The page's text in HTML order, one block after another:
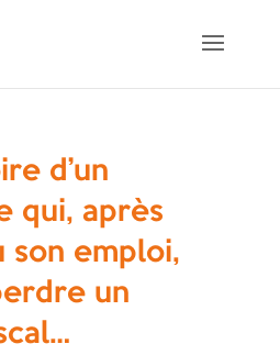
d’un
qui, après
emploi,
un